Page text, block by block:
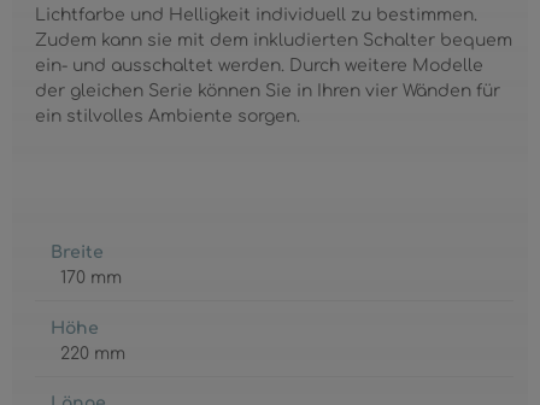
Lichtfarbe und Helligkeit individuell zu bestimmen.
Zudem kann sie mit dem inkludierten Schalter bequem
ein- und ausschaltet werden. Durch weitere Modelle
der gleichen Serie können Sie in Ihren vier Wänden für
ein stilvolles Ambiente sorgen.
Breite
170 mm
Höhe
220 mm